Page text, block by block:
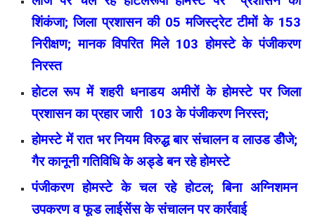
शिंकंजा; जिला प्रशासन की 05 मजिस्ट्रेट टीमों के 153
निरीक्षण; मानक विपरित मिले 103 होमस्टे के पंजीकरण
निरस्त
होटल रूप में शहरी धनाडय अमीरों के होमस्टे पर जिला
प्रशासन का प्रहार जारी 103 के पंजीकरण निरस्त;
होमस्टे में रात भर नियम विरुद्ध बार संचालन व लाउड डीेजे;
गैर कानूनी गतिविधि के अड्डे बन रहे होमस्टे
पंजीकरण होमस्टे के चल रहे होटल; बिना अग्निशमन
उपकरण व फूड लाईसेंस के संचालन पर कार्रवाई